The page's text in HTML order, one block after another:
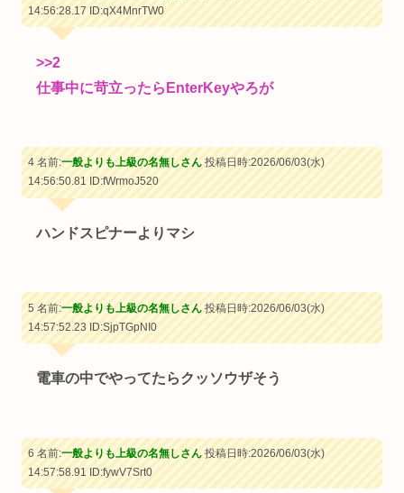
14:56:28.17ID:qX4MnrTW0
>>2
仕事中に苛立ったらEnterKeyやろが
4 名前:一般よりも上級の名無しさん投稿日時:2026/06/03(水)
14:56:50.81ID:fWrmoJ520
ハンドスピナーよりマシ
5 名前:一般よりも上級の名無しさん投稿日時:2026/06/03(水)
14:57:52.23ID:SjpTGpNI0
電車の中でやってたらクッソウザそう
6 名前:一般よりも上級の名無しさん投稿日時:2026/06/03(水)
14:57:58.91ID:fywV7Srt0